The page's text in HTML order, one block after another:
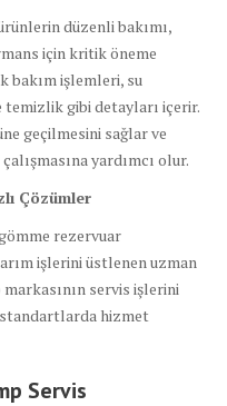
düzenli bakımı,
için kritik öneme
bakım işlemleri, su
temizlik gibi detayları içerir.
geçilmesini sağlar ve
yardımcı olur.
Çözümler
rezervuar
işlerini üstlenen uzman
servis işlerini
hizmet
Servis